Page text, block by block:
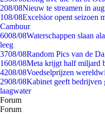
208/08Nieuw te streamen in
108/08Excelsior opent seizoen
Cambuur
6008/08Waterschappen slaan
leeg
3708/08Random Pics van de
1608/08Meta krijgt half miljard
4208/08Voedselprijzen
2908/08Kabinet geeft bedrijven
laagwater
Forum
Forum